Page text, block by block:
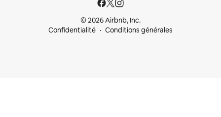
© 2026 Airbnb, Inc.
Confidentialité
Conditions générales